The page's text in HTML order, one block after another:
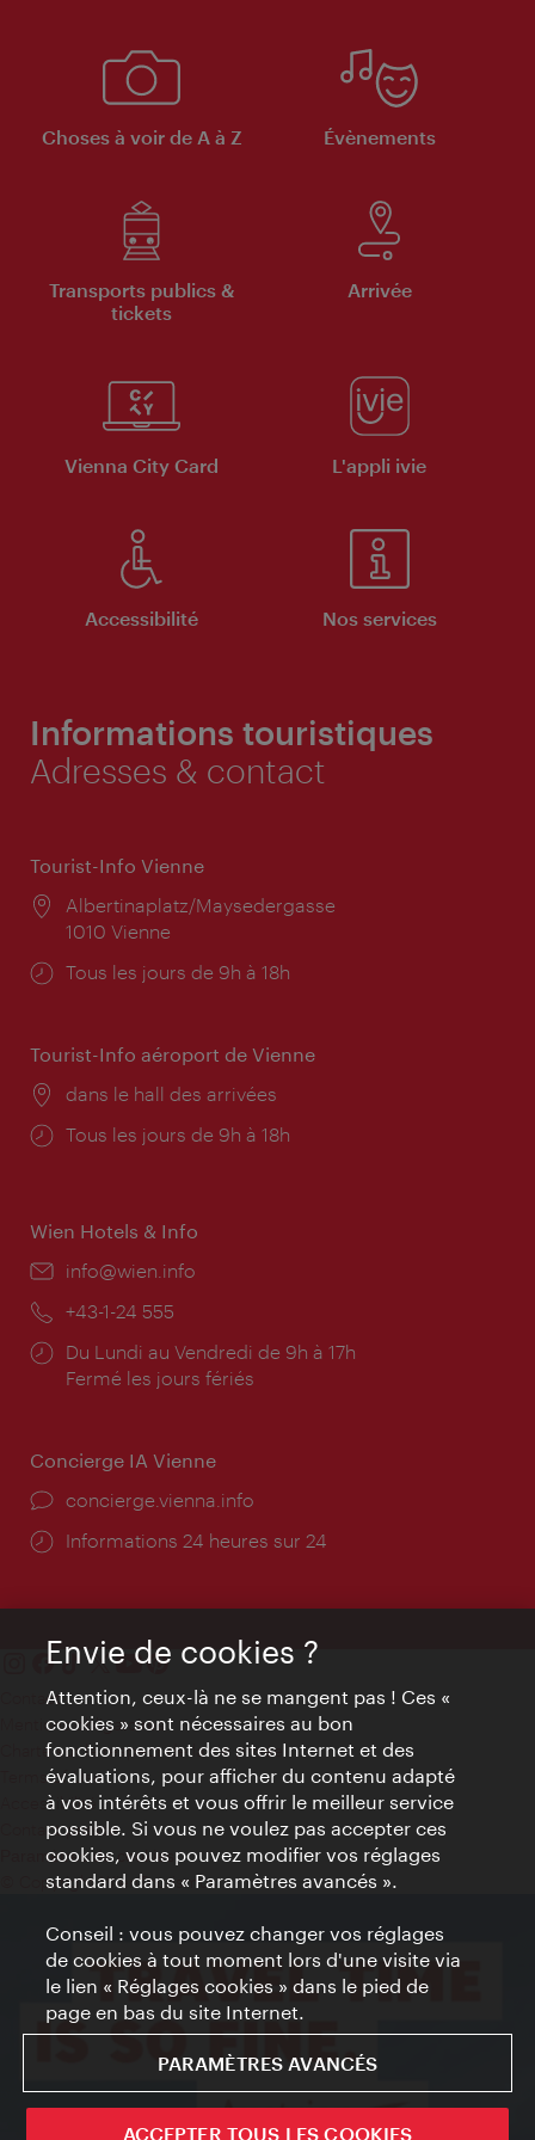
Choses à voir de A à Z Évènements
Transports publics &
tickets
Arrivée
Vienna City Card L'appli ivie
Accessibilité Nos services
Informations touristiques
Adresses & contact
Tourist-Info Vienne
Lieu:
Albertinaplatz/Maysedergasse
1010 Vienne
Horaires
Tous les jours de 9h à 18h
Tourist-Info aéroport de Vienne
Lieu:
dans le hall des arrivées
Horaires
Tous les jours de 9h à 18h
Wien Hotels & Info
E-
info@wien.info
Téléphone:
+43-1-24 555
Horaires
d'ouverture:
Du Lundi au Vendredi de 9h à 17h
Fermé les jours fériés
Concierge IA Vienne
Ort:
concierge.vienna.info
Öffnungszeiten:
Informations 24 heures sur 24
Contact
Mentions obligatoires
Charte sur le respect de la vie privée
Terms of Use
Accessibilité
Contact presse
Paramètres de cookies
© Copyright WienTourismus
Envie de cookies ?
Attention, ceux-là ne se mangent pas ! Ces «
cookies » sont nécessaires au bon
fonctionnement des sites Internet et des
évaluations, pour afficher du contenu adapté
à vos intérêts et vous offrir le meilleur service
possible. Si vous ne voulez pas accepter ces
cookies, vous pouvez modifier vos réglages
standard dans « Paramètres avancés ».
Conseil : vous pouvez changer vos réglages
de cookies à tout moment lors d'une visite via
le lien « Réglages cookies » dans le pied de
page en bas du site Internet.
PARAMÈTRES AVANCÉS
ACCEPTER TOUS LES COOKIES